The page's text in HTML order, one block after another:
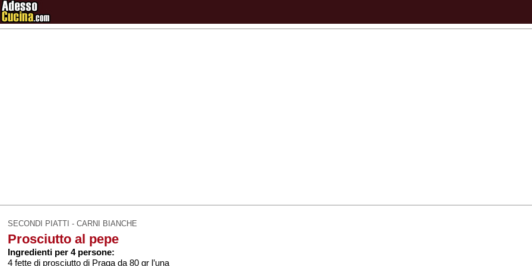
SECONDI PIATTI - CARNI BIANCHE
Prosciutto al pepe
Ingredienti per 4 persone:
4 fette di prosciutto di Praga da 80 gr l’una